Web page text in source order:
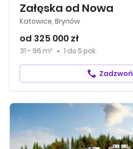
Załęska od Nowa
Katowice, Brynów
od 325 000 zł
31 - 96 m² 1 do 5 pok.
Zadzwoń